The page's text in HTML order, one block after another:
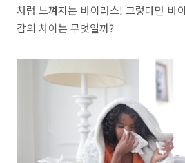
처럼 느껴지는 바이러스! 그렇다면 바
감의 차이는 무엇일까?